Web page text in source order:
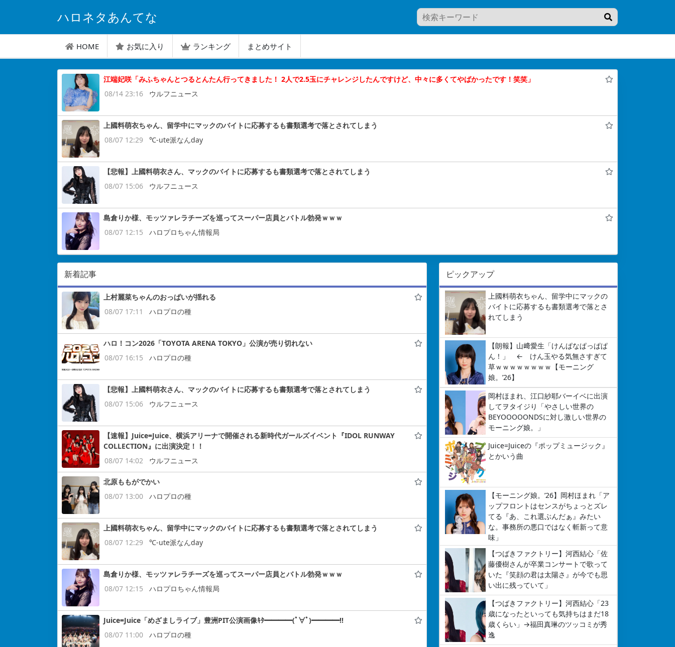
ハロネタあんてな
HOME お気に入り ランキング まとめサイト
江端妃咲「みふちゃんとつるとんたん行ってきました！ 2人で2.5玉にチャレンジしたんですけど、中々に多くてやばかったです！笑笑」
08/14 23:16
ウルフニュース
上國料萌衣ちゃん、留学中にマックのバイトに応募するも書類選考で落とされてしまう
08/07 12:29
℃-ute派なんday
【悲報】上國料萌衣さん、マックのバイトに応募するも書類選考で落とされてしまう
08/07 15:06
ウルフニュース
島倉りか様、モッツァレラチーズを巡ってスーパー店員とバトル勃発ｗｗｗ
08/07 12:15
ハロプロちゃん情報局
ピックアップ
上國料萌衣ちゃん、留学中にマックの
バイトに応募するも書類選考で落とさ
れてしまう
【朗報】山﨑愛生「けんぱなぱっぱぱ
ん！」 ← けん玉やる気無さすぎて
草ｗｗｗｗｗｗｗｗ【モーニング
娘。’26】
岡村ほまれ、江口紗耶バーイベに出演
してヲタイジり「やさしい世界の
BEYOOOOONDSに対し激しい世界の
モーニング娘。」
Juice=Juiceの『ポップミュージック』
とかいう曲
【モーニング娘。’26】岡村ほまれ「ア
ップフロントはセンスがちょっとズレ
てる『あ、これ選ぶんだぁ』みたい
な。事務所の悪口ではなく斬新って意
味」
【つばきファクトリー】河西結心「佐
藤優樹さんが卒業コンサートで歌って
いた『笑顔の君は太陽さ』が今でも思
い出に残っていて」
【つばきファクトリー】河西結心「23
歳になったといっても気持ちはまだ18
歳くらい」→福田真琳のツッコミが秀
逸
新着記事
上村麗菜ちゃんのおっぱいが揺れる
08/07 17:11
ハロプロの種
ハロ！コン2026「TOYOTA ARENA TOKYO」公演が売り切れない
08/07 16:15
ハロプロの種
【悲報】上國料萌衣さん、マックのバイトに応募するも書類選考で落とされてしまう
08/07 15:06
ウルフニュース
【速報】Juice=Juice、横浜アリーナで開催される新時代ガールズイベント『IDOL RUNWAY
COLLECTION』に出演決定！！
08/07 14:02
ウルフニュース
北原ももがでかい
08/07 13:00
ハロプロの種
上國料萌衣ちゃん、留学中にマックのバイトに応募するも書類選考で落とされてしまう
08/07 12:29
℃-ute派なんday
島倉りか様、モッツァレラチーズを巡ってスーパー店員とバトル勃発ｗｗｗ
08/07 12:15
ハロプロちゃん情報局
Juice=Juice「めざましライブ」豊洲PIT公演画像ｷﾀ━━━━(ﾟ∀ﾟ)━━━━!!
08/07 11:00
ハロプロの種